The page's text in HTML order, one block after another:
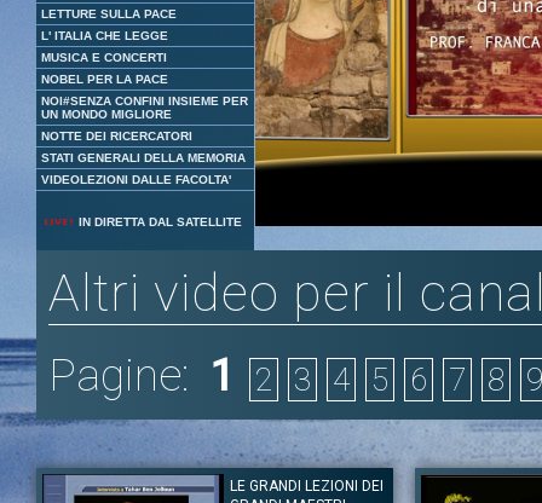
LETTURE SULLA PACE
L' ITALIA CHE LEGGE
MUSICA E CONCERTI
NOBEL PER LA PACE
NOI#SENZA CONFINI INSIEME PER
UN MONDO MIGLIORE
NOTTE DEI RICERCATORI
STATI GENERALI DELLA MEMORIA
VIDEOLEZIONI DALLE FACOLTA'
IN DIRETTA DAL SATELLITE
6.56%
Altri video per il
Pagine: 1 2 3 4 5 6 7 8 9
LE GRANDI LEZIONI DEI